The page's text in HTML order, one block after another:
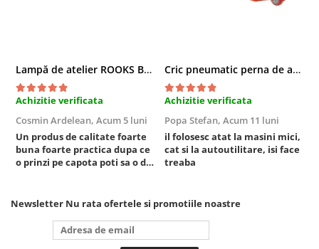
Sistem Vibro-Power
Sisteme de ridicare si sustinere
Capre Auto
Cricuri Hidraulice
Surubelnite Si Biti
Truse de surubelnite
Vulcanizare
Masini de dejantat roti
Lampă de atelier ROOKS B2 HYBRID pentru capotă, 2000 lumeni, 5000 mAh
Achizitie verificata
Cosmin Ardelean, Acum 5 luni
Un produs de calitate foarte
buna foarte practica dupa ce
o prinzi pe capota poti sa o dai
puternica si de la baterie care
bagi la priza nu mai ai treaba
toata ziua ,ce...
Cric pneumatic perna de aer cu inaltator 6T
Achizitie verificata
Popa Stefan, Acum 11 luni
il folosesc atat la masini mici,
cat si la autoutilitare, isi face
treaba
Newsletter Nu rata ofertele si promotiile noastre